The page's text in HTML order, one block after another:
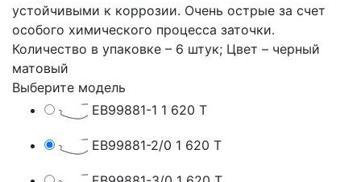
устойчивыми к коррозии. Очень острые за счет
особого химического процесса заточки.
Количество в упаковке – 6 штук; Цвет – черный
матовый
Выберите модель
EB99881-1 1 620 T
EB99881-2/0 1 620 T